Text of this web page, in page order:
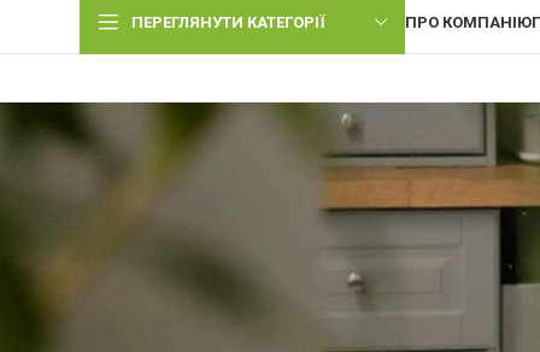
ПЕРЕГЛЯНУТИ КАТЕГОРІЇ ПРО КОМПАНІЮ